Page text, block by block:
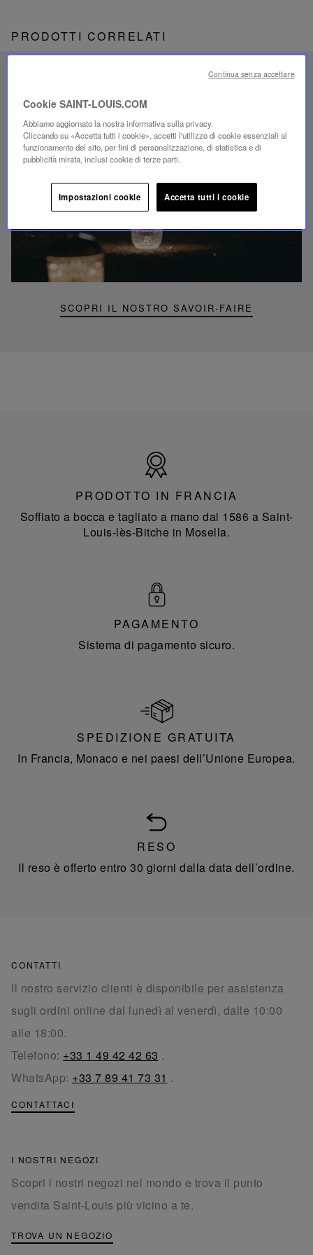
PRODOTTI CORRELATI
SAVOIR-FAIRE UNICO
ILLUMINAZIONE FOLIA
SCOPRI IL NOSTRO SAVOIR-FAIRE
Riproduci
video
Video
lampada
portatile
mini
Francia
PRODOTTO IN FRANCIA
Soffiato a bocca e tagliato a mano dal 1586 a Saint-
Louis-lès-Bitche in Mosella.
PAGAMENTO
Sistema di pagamento sicuro.
SPEDIZIONE GRATUITA
In Francia, Monaco e nei paesi dell’Unione Europea.
RESO
Il reso è offerto entro 30 giorni dalla data dell’ordine.
CONTATTI
Il nostro servizio clienti è disponibile per assistenza
sugli ordini online dal lunedì al venerdì, dalle 10:00
alle 18:00.
Telefono: +33 1 49 42 42 63 .
WhatsApp: +33 7 89 41 73 31 .
CONTATTACI
I NOSTRI NEGOZI
Scopri i nostri negozi nel mondo e trova il punto
vendita Saint-Louis più vicino a te.
TROVA UN NEGOZIO
Cookie SAINT-LOUIS.COM
Abbiamo aggiornato la nostra informativa sulla privacy.
Cliccando su «Accetta tutti i cookie», accetti l'utilizzo di cookie essenziali al
funzionamento del sito, per fini di personalizzazione, di statistica e di
pubblicità mirata, inclusi cookie di terze parti.
Impostazioni cookie Accetta tutti i cookie
Continua senza accettare